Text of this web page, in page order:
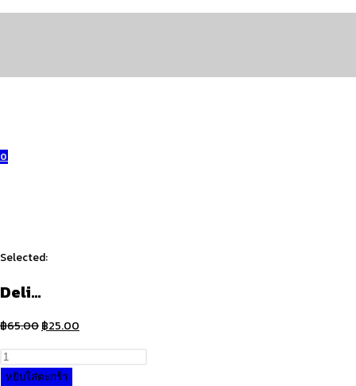
0
Selected:
Deli…
฿65.00Original
was:
฿25.00
จำนวน
Deli
หยิบใส่ตะกร้า